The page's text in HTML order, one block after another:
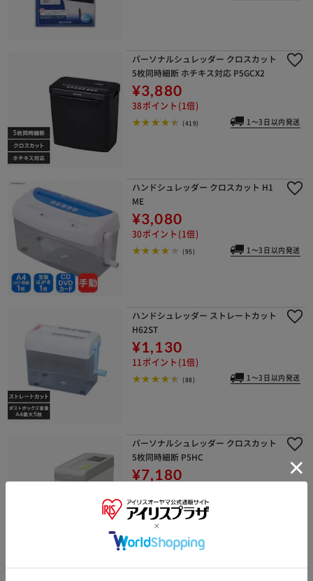
パーソナルシュレッダー クロスカット
5枚同時細断 ホチキス対応 P5GCX2
¥3,880
38ポイント(1倍)
(419) 1～3日以内発送
ハンドシュレッダー クロスカット H1
ME
¥3,080
30ポイント(1倍)
(95) 1～3日以内発送
ハンドシュレッダー ストレートカット
H62ST
¥1,130
11ポイント(1倍)
(88) 1～3日以内発送
パーソナルシュレッダー クロスカット
5枚同時細断 P5HC
¥7,180
(42)
パーソナルシュレッダー マイクロクロ